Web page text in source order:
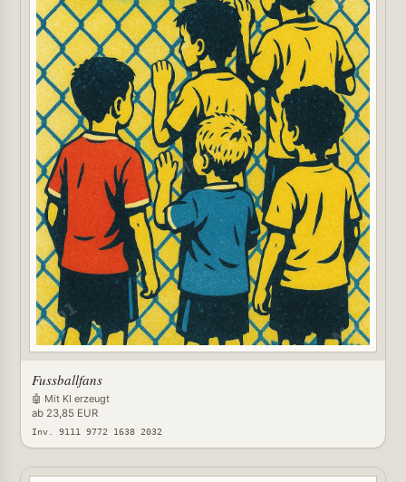
Fussballfans
🤖 Mit KI erzeugt
ab 23,85 EUR
Inv. 9111 9772 1638 2032